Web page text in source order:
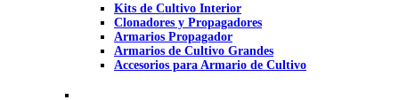
Kits de Cultivo Interior
Clonadores y Propagadores
Armarios Propagador
Armarios de Cultivo Grandes
Accesorios para Armario de Cultivo